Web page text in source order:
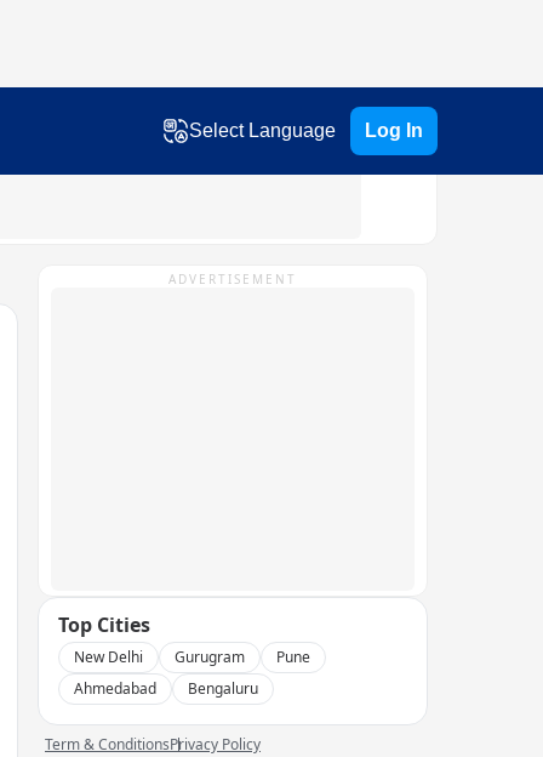
Select Language Log In
ADVERTISEMENT
Top Cities
New Delhi Gurugram
Pune
Ahmedabad
Bengaluru
Term & ConditionsPrivacy Policy